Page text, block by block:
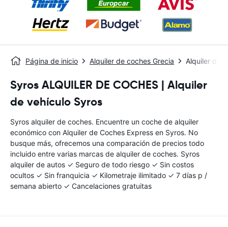
Página de inicio Alquiler de coches Grecia Alquiler de
Syros ALQUILER DE COCHES | Alquiler
de vehículo Syros
Syros alquiler de coches. Encuentre un coche de alquiler
económico con Alquiler de Coches Express en Syros. No
busque más, ofrecemos una comparación de precios todo
incluido entre varias marcas de alquiler de coches. Syros
alquiler de autos ✓ Seguro de todo riesgo ✓ Sin costos
ocultos ✓ Sin franquicia ✓ Kilometraje ilimitado ✓ 7 días p /
semana abierto ✓ Cancelaciones gratuitas